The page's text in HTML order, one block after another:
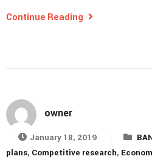
Continue Reading
owner
January 18, 2019
plans, Competitive research,